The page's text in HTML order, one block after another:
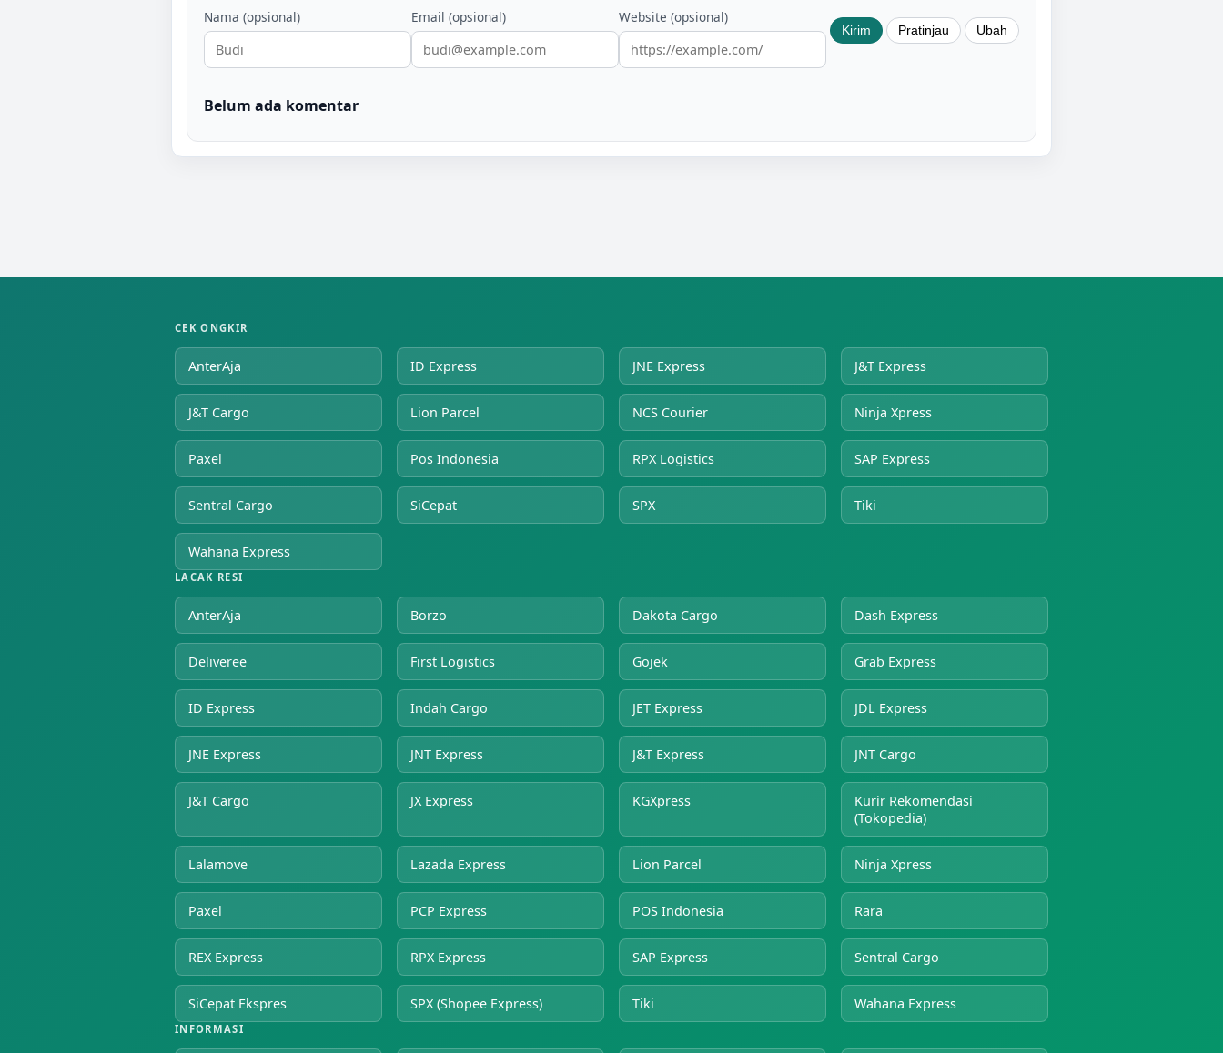
Nama (opsional) Email (opsional) Website (opsional)
Belum ada komentar
CEK ONGKIR
AnterAja ID Express JNE Express J&T Express
J&T Cargo Lion Parcel NCS Courier Ninja Xpress
Paxel Pos Indonesia RPX Logistics SAP Express
Sentral Cargo SiCepat SPX Tiki
Wahana Express
LACAK RESI
AnterAja Borzo Dakota Cargo Dash Express
Deliveree First Logistics Gojek Grab Express
ID Express Indah Cargo JET Express JDL Express
JNE Express JNT Express J&T Express JNT Cargo
J&T Cargo JX Express KGXpress
Kurir Rekomendasi
(Tokopedia)
Lalamove Lazada Express Lion Parcel Ninja Xpress
Paxel PCP Express POS Indonesia Rara
REX Express RPX Express SAP Express Sentral Cargo
SiCepat Ekspres SPX (Shopee Express) Tiki Wahana Express
INFORMASI